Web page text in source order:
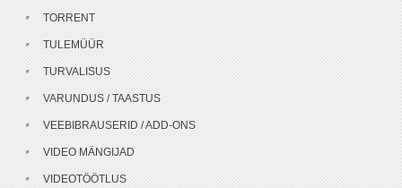
TORRENT
TULEMÜÜR
TURVALISUS
VARUNDUS / TAASTUS
VEEBIBRAUSERID / ADD-ONS
VIDEO MÄNGIJAD
VIDEOTÖÖTLUS